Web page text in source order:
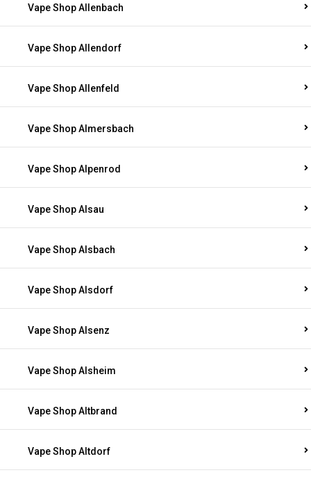
Vape Shop Allenbach
Vape Shop Allendorf
Vape Shop Allenfeld
Vape Shop Almersbach
Vape Shop Alpenrod
Vape Shop Alsau
Vape Shop Alsbach
Vape Shop Alsdorf
Vape Shop Alsenz
Vape Shop Alsheim
Vape Shop Altbrand
Vape Shop Altdorf